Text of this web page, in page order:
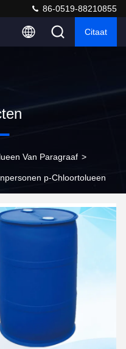
86-0519-88210855
Citaat
Van Paragraaf >
p-Chloortolueen